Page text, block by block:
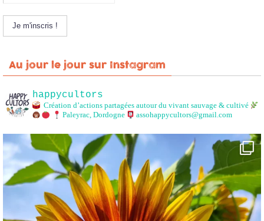
Au jour le jour sur Instagram
happycultors
Création d’actions partagées autour du vivant sauvage & cultivé
Paleyrac, Dordogne
assohappycultors@gmail.com